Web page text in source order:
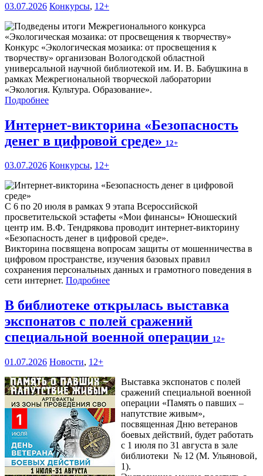
03.07.2026 Конкурсы, 12+
Конкурс «Экологическая мозаика: от просвещения к
творчеству» организован Вологодской областной
универсальной научной библиотекой им. И. В. Бабушкина в
рамках Межрегиональной творческой лаборатории
«Экология. Культура. Образование».
Подробнее
Интернет-викторина «Безопасность
денег в цифровой среде» 12+
03.07.2026 Конкурсы, 12+
С 6 по 20 июля в рамках 9 этапа Всероссийской
просветительской эстафеты «Мои финансы» Юношеский
центр им. В.Ф. Тендрякова проводит интернет-викторину
«Безопасность денег в цифровой среде».
Викторина посвящена вопросам защиты от мошенничества в
цифровом пространстве, изучения базовых правил
сохранения персональных данных и грамотного поведения в
сети интернет. Подробнее
В библиотеке открылась выставка
экспонатов с полей сражений
специальной военной операции 12+
01.07.2026 Новости, 12+
Выставка экспонатов с полей
сражений специальной военной
операции «Память о павших –
напутствие живым»,
посвященная Дню ветеранов
боевых действий, будет работать
с 1 июля по 31 августа в зале
библиотеки № 12 (М. Ульяновой,
1).